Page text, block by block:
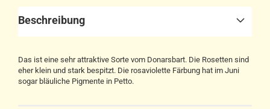
Beschreibung
Das ist eine sehr attraktive Sorte vom Donarsbart. Die Rosetten sind
eher klein und stark bespitzt. Die rosaviolette Färbung hat im Juni
sogar bläuliche Pigmente in Petto.